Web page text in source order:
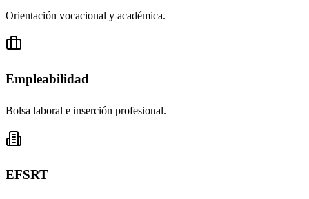
Orientación vocacional y académica.
Empleabilidad
Bolsa laboral e inserción profesional.
EFSRT